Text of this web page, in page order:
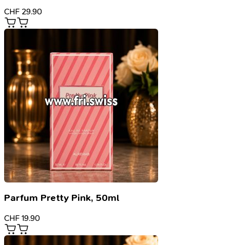
CHF 29.90
Parfum Pretty Pink, 50ml
CHF 19.90